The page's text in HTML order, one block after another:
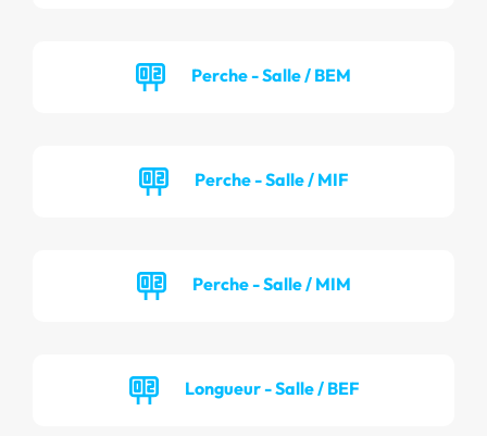
Perche - Salle / BEM
Perche - Salle / MIF
Perche - Salle / MIM
Longueur - Salle / BEF